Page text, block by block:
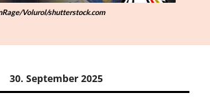
Volurol/shutterstock.com
30. September 2025